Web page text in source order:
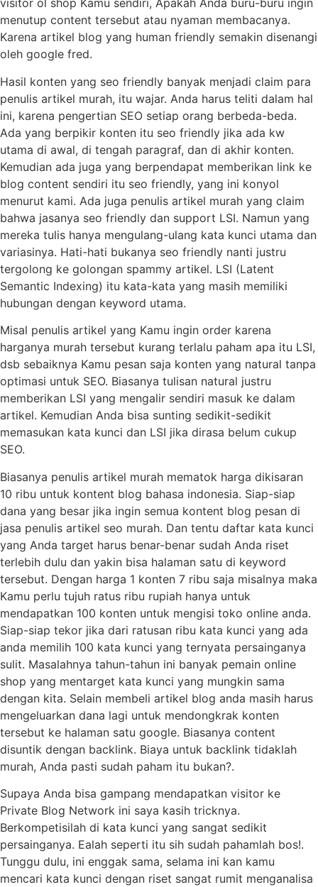
visitor ol shop Kamu sendiri, Apakah Anda buru-buru ingin
menutup content tersebut atau nyaman membacanya.
Karena artikel blog yang human friendly semakin disenangi
oleh google fred.
Hasil konten yang seo friendly banyak menjadi claim para
penulis artikel murah, itu wajar. Anda harus teliti dalam hal
ini, karena pengertian SEO setiap orang berbeda-beda.
Ada yang berpikir konten itu seo friendly jika ada kw
utama di awal, di tengah paragraf, dan di akhir konten.
Kemudian ada juga yang berpendapat memberikan link ke
blog content sendiri itu seo friendly, yang ini konyol
menurut kami. Ada juga penulis artikel murah yang claim
bahwa jasanya seo friendly dan support LSI. Namun yang
mereka tulis hanya mengulang-ulang kata kunci utama dan
variasinya. Hati-hati bukanya seo friendly nanti justru
tergolong ke golongan spammy artikel. LSI (Latent
Semantic Indexing) itu kata-kata yang masih memiliki
hubungan dengan keyword utama.
Misal penulis artikel yang Kamu ingin order karena
harganya murah tersebut kurang terlalu paham apa itu LSI,
dsb sebaiknya Kamu pesan saja konten yang natural tanpa
optimasi untuk SEO. Biasanya tulisan natural justru
memberikan LSI yang mengalir sendiri masuk ke dalam
artikel. Kemudian Anda bisa sunting sedikit-sedikit
memasukan kata kunci dan LSI jika dirasa belum cukup
SEO.
Biasanya penulis artikel murah mematok harga dikisaran
10 ribu untuk kontent blog bahasa indonesia. Siap-siap
dana yang besar jika ingin semua kontent blog pesan di
jasa penulis artikel seo murah. Dan tentu daftar kata kunci
yang Anda target harus benar-benar sudah Anda riset
terlebih dulu dan yakin bisa halaman satu di keyword
tersebut. Dengan harga 1 konten 7 ribu saja misalnya maka
Kamu perlu tujuh ratus ribu rupiah hanya untuk
mendapatkan 100 konten untuk mengisi toko online anda.
Siap-siap tekor jika dari ratusan ribu kata kunci yang ada
anda memilih 100 kata kunci yang ternyata persainganya
sulit. Masalahnya tahun-tahun ini banyak pemain online
shop yang mentarget kata kunci yang mungkin sama
dengan kita. Selain membeli artikel blog anda masih harus
mengeluarkan dana lagi untuk mendongkrak konten
tersebut ke halaman satu google. Biasanya content
disuntik dengan backlink. Biaya untuk backlink tidaklah
murah, Anda pasti sudah paham itu bukan?.
Supaya Anda bisa gampang mendapatkan visitor ke
Private Blog Network ini saya kasih tricknya.
Berkompetisilah di kata kunci yang sangat sedikit
persainganya. Ealah seperti itu sih sudah pahamlah bos!.
Tunggu dulu, ini enggak sama, selama ini kan kamu
mencari kata kunci dengan riset sangat rumit menganalisa